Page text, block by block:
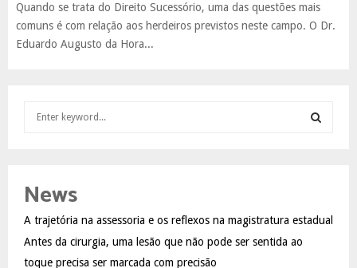
Quando se trata do Direito Sucessório, uma das questões mais
comuns é com relação aos herdeiros previstos neste campo. O Dr.
Eduardo Augusto da Hora...
h
o
r
:
A
News
A trajetória na assessoria e os reflexos na magistratura estadual
Antes da cirurgia, uma lesão que não pode ser sentida ao
toque precisa ser marcada com precisão